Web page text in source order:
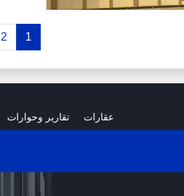
1
2
عقارات تقارير وحوارات